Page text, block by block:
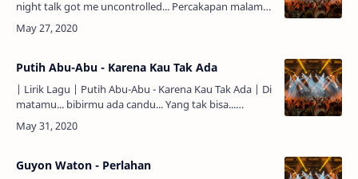
night talk got me uncontrolled... Percakapan malam
itu membuatku tidak terkendali... Amazed by a
perfectio…
Putih Abu-Abu - Karena Kau Tak Ada
| Lirik Lagu | Putih Abu-Abu - Karena Kau Tak Ada | Di
matamu... bibirmu ada candu... Yang tak bisa...
kulepas... Selalu kuinginkan dirimu... Meskipun jarak...
T'…
Guyon Waton - Perlahan